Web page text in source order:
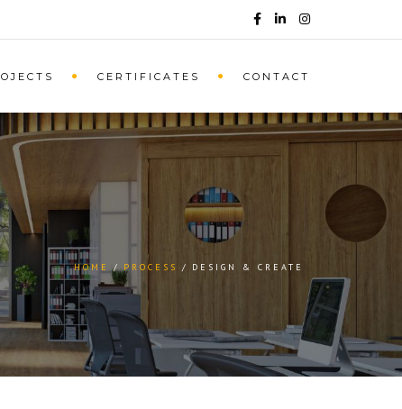
CERTIFICATES CONTACT
HOME PROCESS DESIGN & CREATE